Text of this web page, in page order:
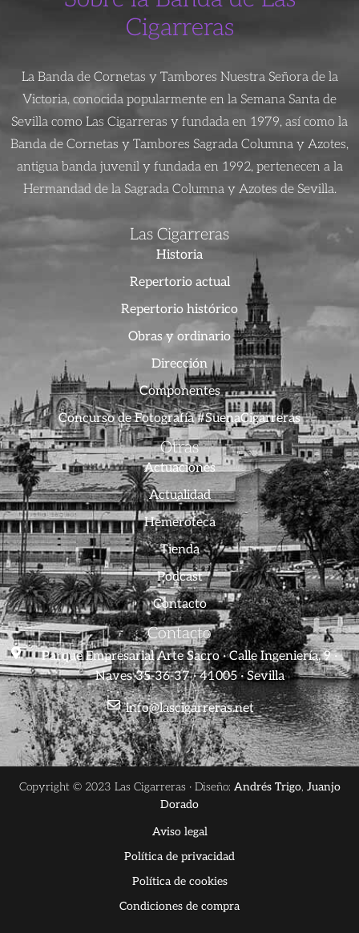
Cigarreras
La Banda de Cornetas y Tambores Nuestra Señora de la
Victoria, conocida popularmente en la Semana Santa de
Sevilla como Las Cigarreras y fundada en 1979, así como la
Banda de Cornetas y Tambores Sagrada Columna y Azotes,
antigua banda juvenil y fundada en 1992, pertenecen a la
Hermandad de la Sagrada Columna y Azotes de Sevilla.
Las Cigarreras
Historia
Repertorio actual
Repertorio histórico
Obras y ordinario
Dirección
Componentes
Concurso de Fotografía #SuenaCigarreras
Otras
Actuaciones
Actualidad
Hemeroteca
Tienda
Podcast
Contacto
Contacto
Parque Empresarial Arte Sacro · Calle Ingeniería, 9 ·
Naves 35-36-37 · 41005 · Sevilla
info@lascigarreras.net
Copyright © 2023 Las Cigarreras · Diseño: Andrés Trigo, Juanjo
Dorado
Aviso legal
Política de privacidad
Política de cookies
Condiciones de compra